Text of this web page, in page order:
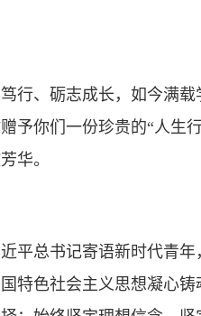
行、砺志成长，如今满
予你们一份珍贵的“人
华。
平总书记寄语新时代青
特色社会主义思想凝心